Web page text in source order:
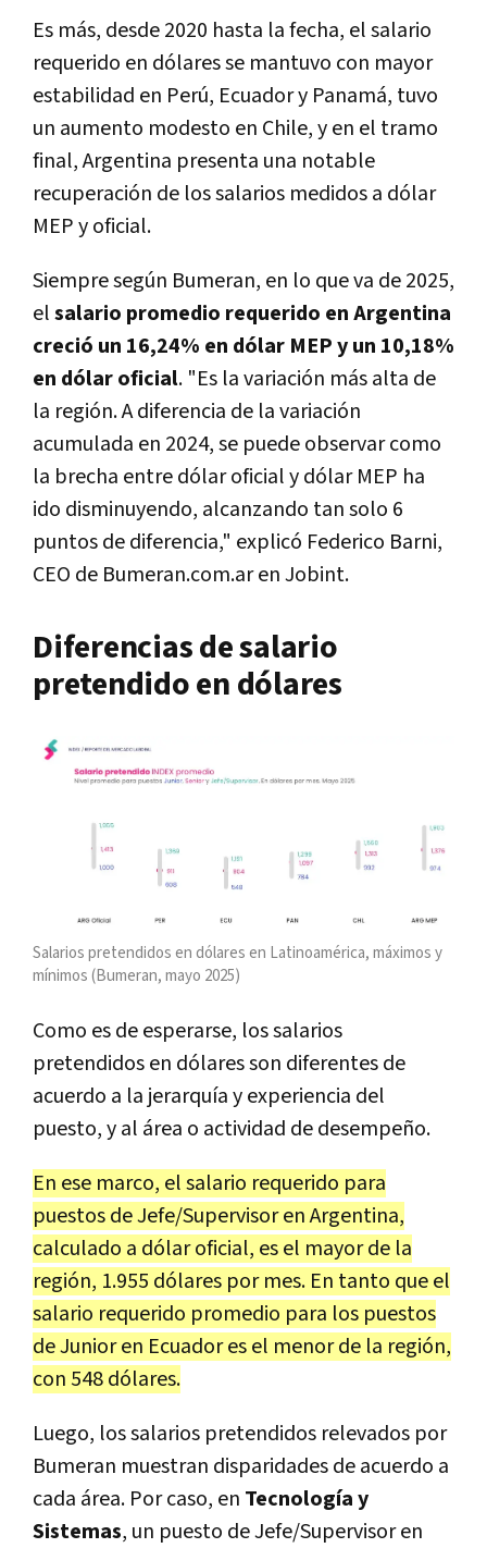
Es más, desde 2020 hasta la fecha, el salario
requerido en dólares se mantuvo con mayor
estabilidad en Perú, Ecuador y Panamá, tuvo
un aumento modesto en Chile, y en el tramo
final, Argentina presenta una notable
recuperación de los salarios medidos a dólar
MEP y oficial.
Siempre según Bumeran, en lo que va de 2025,
elsalario promedio requerido en Argentina
creció un 16,24% en dólar MEP y un 10,18%
en dólar oficial. "Es la variación más alta de
la región. A diferencia de la variación
acumulada en 2024, se puede observar como
la brecha entre dólar oficial y dólar MEP ha
ido disminuyendo, alcanzando tan solo 6
puntos de diferencia," explicó Federico Barni,
CEO de Bumeran.com.ar en Jobint.
Diferencias de salario
pretendido en dólares
Salarios pretendidos en dólares en Latinoamérica, máximos y
mínimos (Bumeran, mayo 2025)
Como es de esperarse, los salarios
pretendidos en dólares son diferentes de
acuerdo a la jerarquía y experiencia del
puesto, y al área o actividad de desempeño.
En ese marco, el salario requerido para
puestos de Jefe/Supervisor en Argentina,
calculado a dólar oficial, es el mayor de la
región, 1.955 dólares por mes. En tanto que el
salario requerido promedio para los puestos
de Junior en Ecuador es el menor de la región,
con 548 dólares.
Luego, los salarios pretendidos relevados por
Bumeran muestran disparidades de acuerdo a
cada área. Por caso, en Tecnología y
Sistemas, un puesto de Jefe/Supervisor en